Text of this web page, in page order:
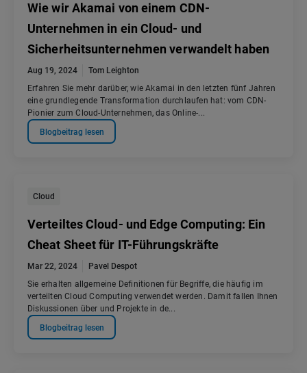
Wie wir Akamai von einem CDN-
Unternehmen in ein Cloud- und
Sicherheitsunternehmen verwandelt haben
Aug 19, 2024
Tom Leighton
Erfahren Sie mehr darüber, wie Akamai in den letzten fünf Jahren
eine grundlegende Transformation durchlaufen hat: vom CDN-
Pionier zum Cloud-Unternehmen, das Online-...
Blogbeitrag lesen
Cloud
Verteiltes Cloud- und Edge Computing: Ein
Cheat Sheet für IT-Führungskräfte
Mar 22, 2024
Pavel Despot
Sie erhalten allgemeine Definitionen für Begriffe, die häufig im
verteilten Cloud Computing verwendet werden. Damit fallen Ihnen
Diskussionen über und Projekte in de...
Blogbeitrag lesen